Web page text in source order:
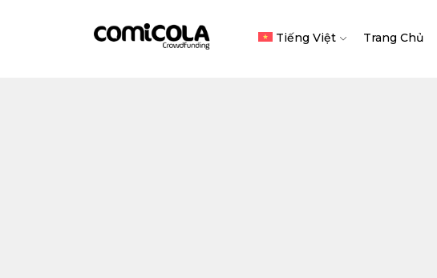
Tiếng Việt Trang Chủ